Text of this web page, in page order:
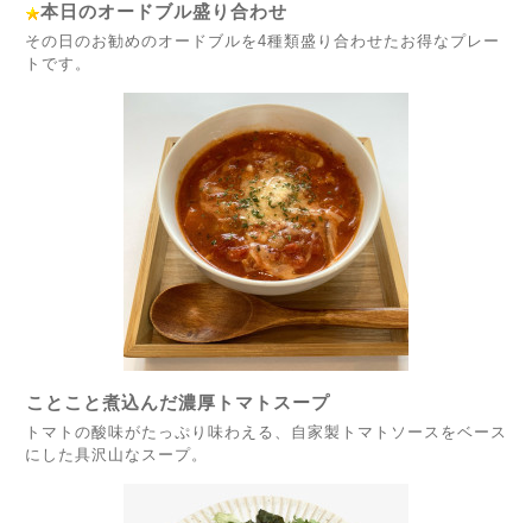
本日のオードブル盛り合わせ
その日のお勧めのオードブルを4種類盛り合わせたお得なプレー
トです。
ことこと煮込んだ濃厚トマトスープ
トマトの酸味がたっぷり味わえる、自家製トマトソースをベース
にした具沢山なスープ。